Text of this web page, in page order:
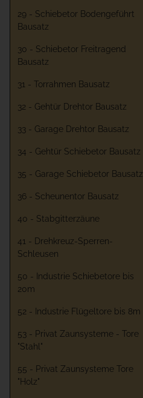
29 - Schiebetor Bodengeführt
Bausatz
30 - Schiebetor Freitragend
Bausatz
31 - Torrahmen Bausatz
32 - Gehtür Drehtor Bausatz
33 - Garage Drehtor Bausatz
34 - Gehtür Schiebetor Bausatz
35 - Garage Schiebetor Bausatz
36 - Scheunentor Bausatz
40 - Stabgitterzäune
41 - Drehkreuz-Sperren-
Schleusen
50 - Industrie Schiebetore bis
20m
52 - Industrie Flügeltore bis 8m
53 - Privat Zaunsysteme - Tore
"Stahl"
55 - Privat Zaunsysteme Tore
"Holz"